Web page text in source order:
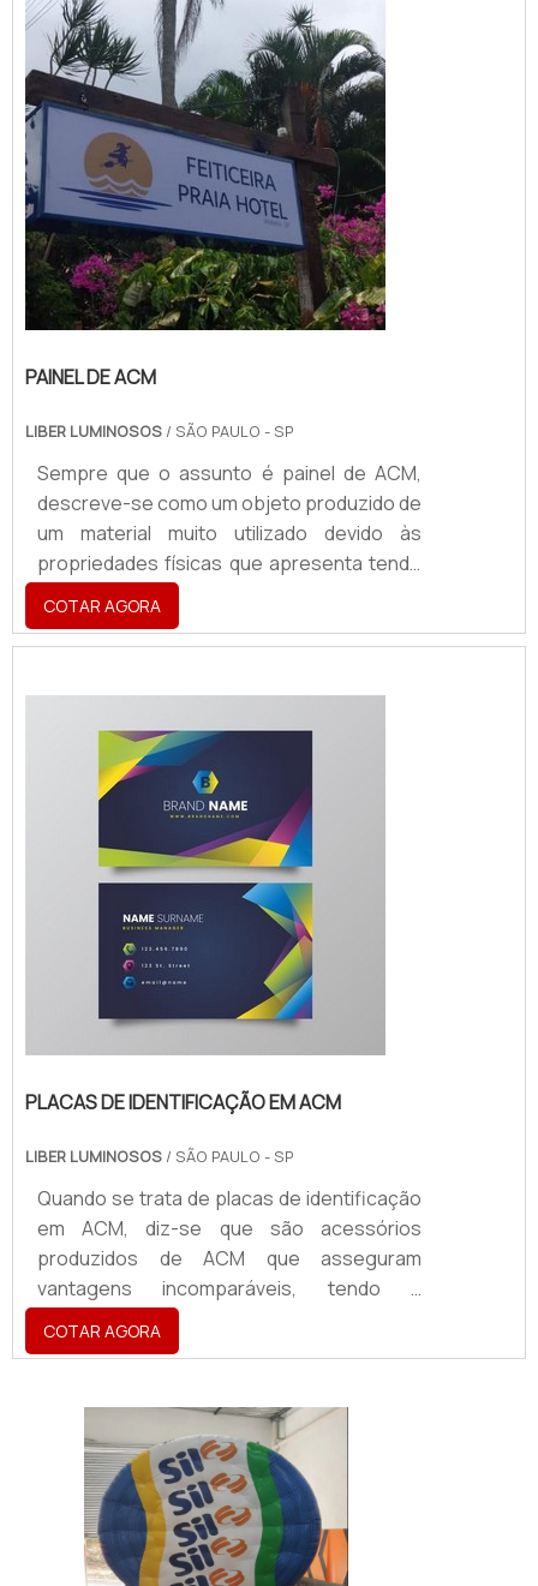
PRODUTO GARANTE DIVERSAS
APLICAÇÕESSendo assim, os toldos
podem se tornar ótimas alternativas para
pessoa...
PAINEL DE ACM
LIBER LUMINOSOS / SÃO PAULO - SP
Sempre que o assunto é painel de ACM,
descreve-se como um objeto produzido de
um material muito utilizado devido às
propriedades físicas que apresenta tendo
a aplicabilidade em atestar a identidade
visual de uma marca, sendo utilizado para a
criação
GARANTE UMA SÉRIE DE BENEFÍCIOSO
produto é, hoje, um ponto de extrema
importância para segmentos como cafés,
COTAR AGORA
PLACAS DE IDENTIFICAÇÃO EM ACM
LIBER LUMINOSOS / SÃO PAULO - SP
Quando se trata de placas de identificação
em ACM, diz-se que são acessórios
produzidos de ACM que asseguram
vantagens incomparáveis, tendo a
aplicabilidade em atestar a identidade visual
de uma marca, sendo utilizado para a
dentre vários outros acessórios.O
PRODUTO OFERECE DIVERSAS
VANTAGENSA placa vem se tornando um
produto de extrema importância para o
segmentos como cafés, restaurantes,
shoppi...
COTAR AGORA